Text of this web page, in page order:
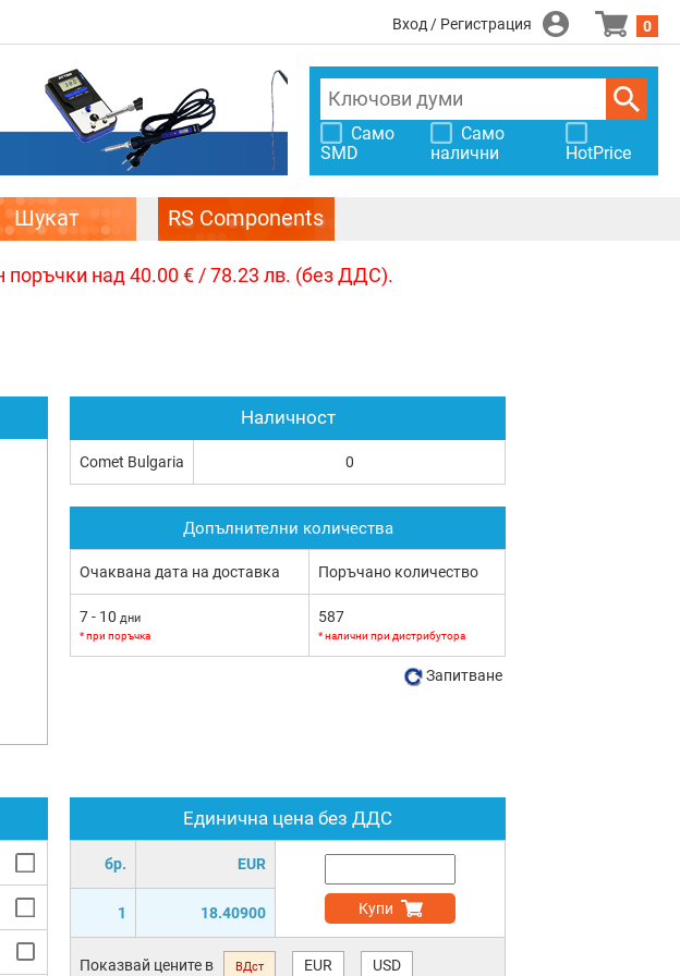
Вход / Регистрация 0
Само
SMD
Само
налични
HotPrice
Шукат RS Components
поръчки над 40.00 € / 78.23 лв. (без ДДС).
Единична цена без ДДС
бр. EUR
1 18.40900 Купи
Показвай цените в ВДст EUR USD
Наличност
Comet Bulgaria 0
Допълнителни количества
Очаквана дата на доставка Поръчано количество
7 - 10 дни
* при поръчка
587
* налични при дистрибутора
Запитване